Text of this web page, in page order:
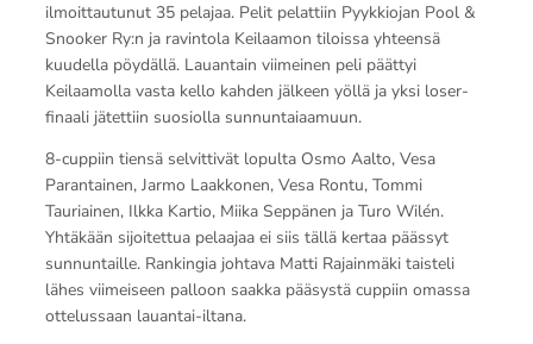
ilmoittautunut 35 pelajaa. Pelit pelattiin Pyykkiojan Pool &
Snooker Ry:n ja ravintola Keilaamon tiloissa yhteensä
kuudella pöydällä. Lauantain viimeinen peli päättyi
Keilaamolla vasta kello kahden jälkeen yöllä ja yksi loser-
finaali jätettiin suosiolla sunnuntaiaamuun.
8-cuppiin tiensä selvittivät lopulta Osmo Aalto, Vesa
Parantainen, Jarmo Laakkonen, Vesa Rontu, Tommi
Tauriainen, Ilkka Kartio, Miika Seppänen ja Turo Wilén.
Yhtäkään sijoitettua pelaajaa ei siis tällä kertaa päässyt
sunnuntaille. Rankingia johtava Matti Rajainmäki taisteli
lähes viimeiseen palloon saakka pääsystä cuppiin omassa
ottelussaan lauantai-iltana.